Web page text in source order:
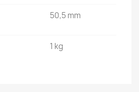
50,5 mm
1 kg